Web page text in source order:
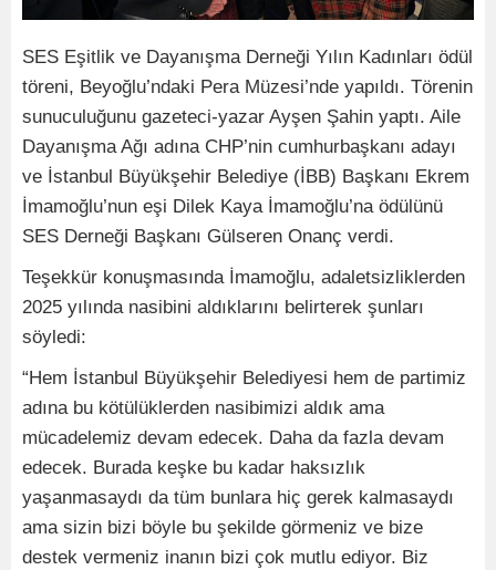
SES Eşitlik ve Dayanışma Derneği Yılın Kadınları ödül
töreni, Beyoğlu’ndaki Pera Müzesi’nde yapıldı. Törenin
sunuculuğunu gazeteci-yazar Ayşen Şahin yaptı. Aile
Dayanışma Ağı adına CHP’nin cumhurbaşkanı adayı
ve İstanbul Büyükşehir Belediye (İBB) Başkanı Ekrem
İmamoğlu’nun eşi Dilek Kaya İmamoğlu’na ödülünü
SES Derneği Başkanı Gülseren Onanç verdi.
Teşekkür konuşmasında İmamoğlu, adaletsizliklerden
2025 yılında nasibini aldıklarını belirterek şunları
söyledi:
“Hem İstanbul Büyükşehir Belediyesi hem de partimiz
adına bu kötülüklerden nasibimizi aldık ama
mücadelemiz devam edecek. Daha da fazla devam
edecek. Burada keşke bu kadar haksızlık
yaşanmasaydı da tüm bunlara hiç gerek kalmasaydı
ama sizin bizi böyle bu şekilde görmeniz ve bize
destek vermeniz inanın bizi çok mutlu ediyor. Biz